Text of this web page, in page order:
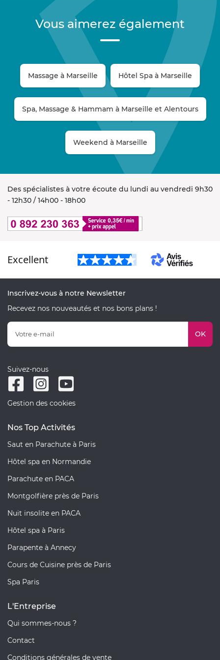
Tuile » 2022
Domaine de la Pépière, Muscadet sur Lie 2022
Domaine du Valbrun, Saumur Champigny « Bois
Pivain » 2022
Château Cru Godard, Francs Côtes de Bordeaux
2020
Domaine Combier, Crozes-Hermitage rouge «
Domaine La Tour Vieille
Vous aimerez également
Massage à Marseille Hôtel Spa à Marseille
Spa, Massage & Hammam à Marseille et Alentours
Weekend à Marseille
Des spécialistes à votre écoute du lundi au vendredi 9h30
- 12h30 / 14h00 - 18h00
Excellent
Inscrivez-vous à notre Newsletter
Recevez nos nouveautés et nos bons plans !
OK
Suivez-nous
Gestion des cookies
Nos Top Activités
Saut en Parachute à Paris
Hôtel spa en Normandie
Parachute en PACA
Montgolfière près de Paris
Nuit insolite en PACA
Hôtel spa à Paris
Parapente à Annecy
Cours de Cuisine près de Paris
Spa Paris
L'Entreprise
Qui sommes-nous ?
Contact
Conditions générales de vente